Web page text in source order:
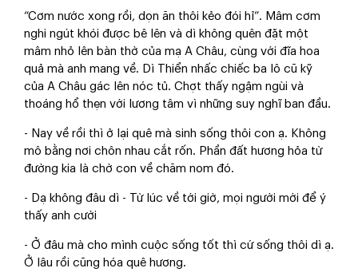
“Cơm nước xong rồi, dọn ăn thôi kẻo đói hỉ”. Mâm cơm
nghi ngút khói được bê lên và dì không quên đặt một
mâm nhỏ lên bàn thờ của mạ A Châu, cùng với đĩa hoa
quả mà anh mang về. Dì Thiển nhấc chiếc ba lô cũ kỹ
của A Châu gác lên nóc tủ. Chợt thấy ngậm ngùi và
thoáng hổ thẹn với lương tâm vì những suy nghĩ ban đầu.
- Nay về rồi thì ở lại quê mà sinh sống thôi con ạ. Không
mô bằng nơi chôn nhau cắt rốn. Phần đất hương hỏa từ
đường kia là chờ con về chăm nom đó.
- Dạ không đâu dì - Từ lúc về tới giờ, mọi người mới để ý
thấy anh cười
- Ở đâu mà cho mình cuộc sống tốt thì cứ sống thôi dì ạ.
Ở lâu rồi cũng hóa quê hương.